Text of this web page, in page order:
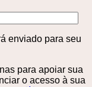
enviado para seu
para apoiar sua
o acesso à sua